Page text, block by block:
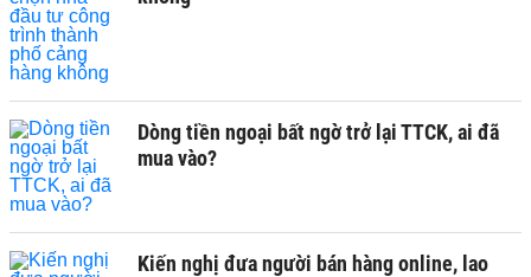
Dòng tiền ngoại bất ngờ trở lại TTCK, ai đã
mua vào?
Kiến nghị đưa người bán hàng online, lao